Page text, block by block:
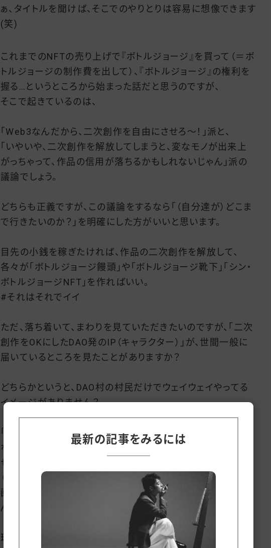
ぁ、タイトルを聞けば、そこでのやりとりは容易に想像できます
(笑)
これまでのNFTの売り上げで『ボトルジョージ』を買って（＝ボ
トルジョージの制作費を出して）、『ボトルジョージ』の権利を
握る…というところから始まった話だと思うのですが、
そこで起きているのは、
「Web3なんだから、二次創作を自由にさせろ〜！」派と、
「いやいや、二次創作を解放してしまうと、変なモノが出来上
がっちゃって、作品の信用が落ちるかもしれないじゃん」派の
議論でしょう。
どちらも正義ですが、この議論をするなら「（自分達が）どこま
で行きたいのか？」を明確にした方がいいと思います。
目先の小銭を稼ぎたければ、作品の二次創作を解放して、
各々が「ボトルジョージ饅頭」や「ボトルジョージ靴下」「シン・
ボトルジョージNFT」を作ればいい。
#それはそれでイイ
ただ、落ち着いて、まわりを見ていただきたいのですが、「二次
創作をOKにしたDAO発のIP（キャラクター）」が、世間一般に
届いているところを見たことがありますか？
どちらかというと、DAO村の村民だけでウェイウェイやってる
イメージがありません？
「DAOは最先端だから、まだまだ、その（世間に届く）時期じゃ
ないけど、いずれ…」と考えている方もいらっしゃるかもしれま
せんが、結論から言うと、「二次創作をOKにしたDAO発のIP
（キャラクター）」が、ブロードウェイの舞台や、ハリウッドの映
画や、ラスベガスのサーカスのステージに立つことはありませ
ん。
理由を説明します。
最新の記事をみるには